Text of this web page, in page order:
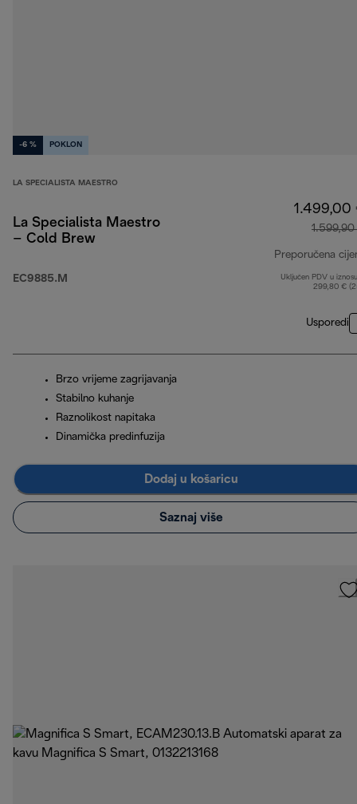
-6 % POKLON
LA SPECIALISTA MAESTRO
La Specialista Maestro
– Cold Brew
EC9885.M
1.499,00
Preporučena
Uključen PDV u
299,80 €
Usporedi
Brzo vrijeme zagrijavanja
Stabilno kuhanje
Raznolikost napitaka
Dinamička predinfuzija
Dodaj u košaricu
Saznaj više